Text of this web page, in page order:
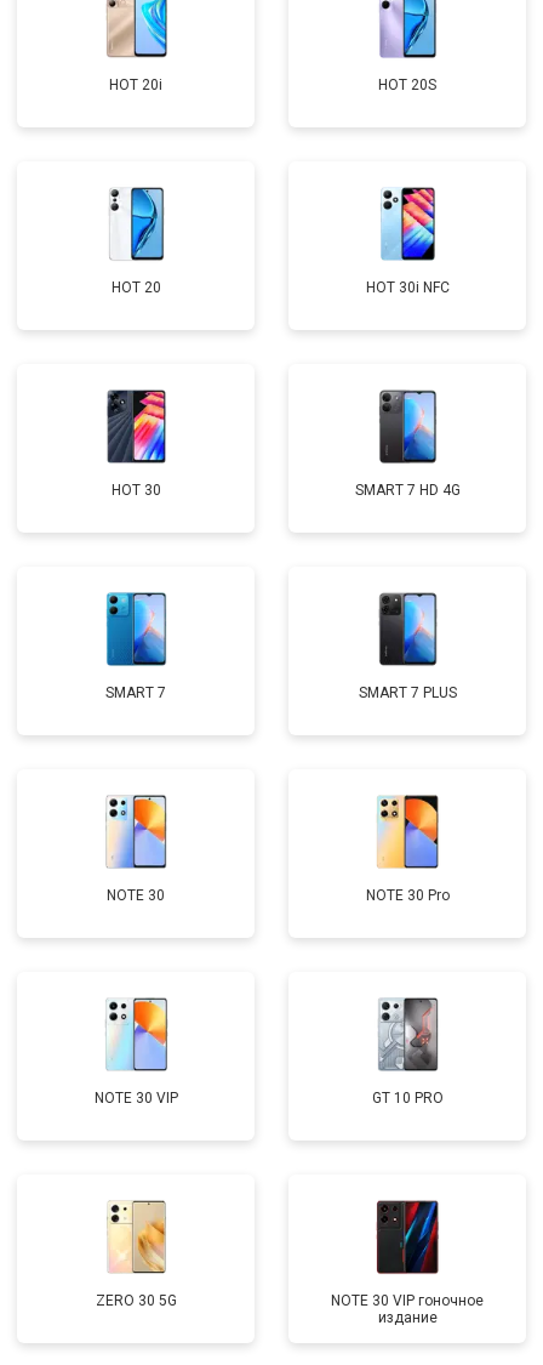
HOT 20i HOT 20S
HOT 20 HOT 30i NFC
HOT 30 SMART 7 HD 4G
SMART 7 SMART 7 PLUS
NOTE 30 NOTE 30 Pro
NOTE 30 VIP GT 10 PRO
ZERO 30 5G
NOTE 30 VIP гоночное
издание